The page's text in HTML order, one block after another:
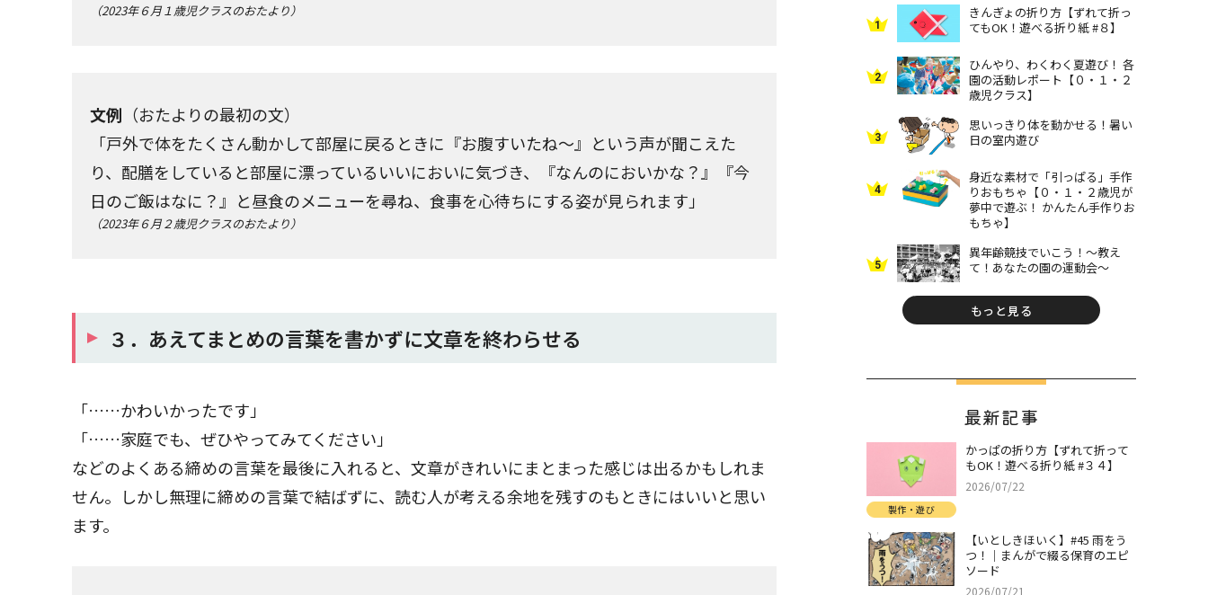
（2023年６月１歳児クラスのおたより）
文例 （おたよりの最初の文）
「戸外で体をたくさん動かして部屋に戻るときに『お腹すいたね～』という声が聞こえた
り、配膳をしていると部屋に漂っているいいにおいに気づき、『なんのにおいかな？』『今
日のご飯はなに？』と昼食のメニューを尋ね、食事を心待ちにする姿が見られます」
（2023年６月２歳児クラスのおたより）
３．あえてまとめの言葉を書かずに文章を終わらせる
「……かわいかったです」
「……家庭でも、ぜひやってみてください」
などのよくある締めの言葉を最後に入れると、文章がきれいにまとまった感じは出るかもしれま
せん。しかし無理に締めの言葉で結ばずに、読む人が考える余地を残すのもときにはいいと思い
ます。
1
きんぎょの折り方【ずれて折っ
てもOK！遊べる折り紙 #８】
2
ひんやり、わくわく夏遊び！ 各
園の活動レポート【０・１・２
歳児クラス】
3
思いっきり体を動かせる！暑い
日の室内遊び
4
身近な素材で「引っぱる」手作
りおもちゃ【０・１・２歳児が
夢中で遊ぶ！ かんたん手作りお
もちゃ】
5
異年齢競技でいこう！～教え
て！あなたの園の運動会～
もっと見る
最新記事
かっぱの折り方【ずれて折って
もOK！遊べる折り紙 #３４】
2026/07/22
製作・遊び
【いとしきほいく】#45 雨をう
つ！｜まんがで綴る保育のエピ
ソード
2026/07/21